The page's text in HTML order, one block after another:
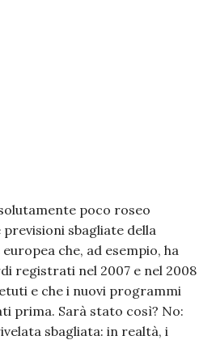
poco roseo
sbagliate della
che, ad esempio, ha
registrati nel 2007 e nel 2008
e che i nuovi programmi
prima. Sarà stato così? No:
sbagliata: in realtà, i